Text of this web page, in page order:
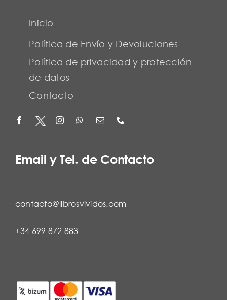
Inicio
Política de Envío y Devoluciones
Política de privacidad y protección
de datos
Contacto
Email y Tel. de Contacto
contacto@librosvividos.com
+34 699 872 883